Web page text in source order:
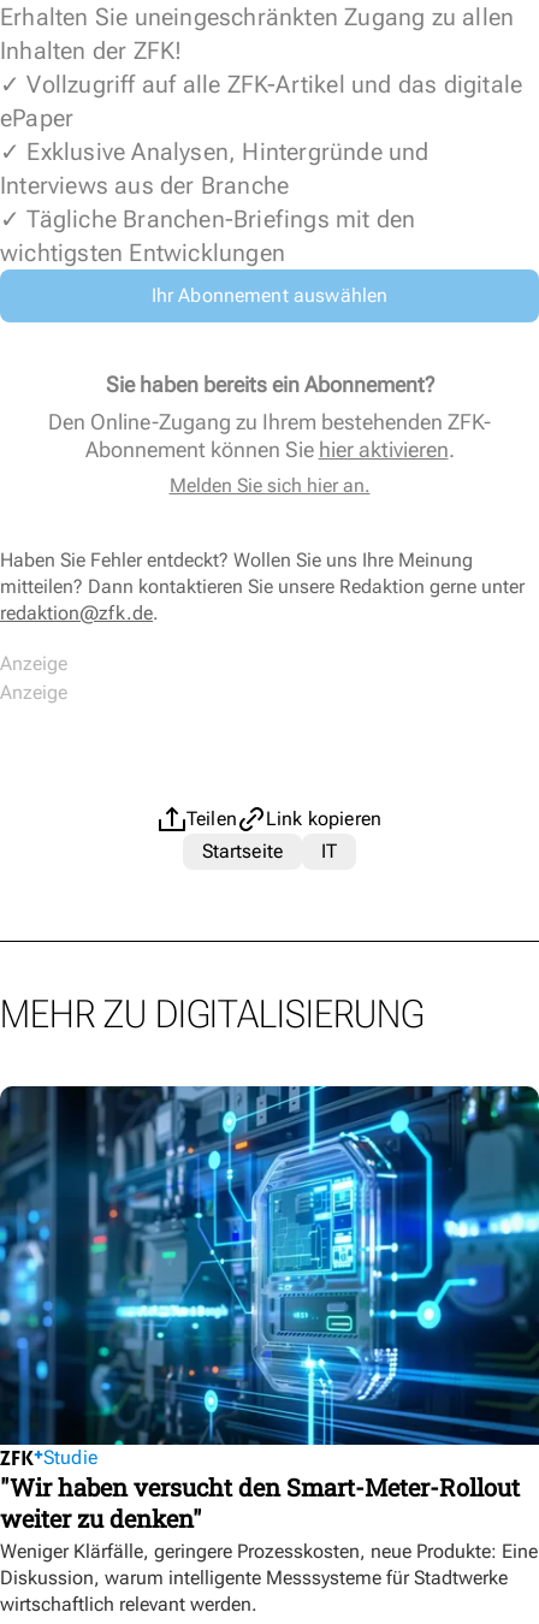
Erhalten Sie uneingeschränkten Zugang zu allen
Inhalten der ZFK!
✓ Vollzugriff auf alle ZFK-Artikel und das digitale
ePaper
✓ Exklusive Analysen, Hintergründe und
Interviews aus der Branche
✓ Tägliche Branchen-Briefings mit den
wichtigsten Entwicklungen
Ihr Abonnement auswählen
Sie haben bereits ein Abonnement?
Den Online-Zugang zu Ihrem bestehenden ZFK-
Abonnement können Sie hier aktivieren.
Melden Sie sich hier an.
Haben Sie Fehler entdeckt? Wollen Sie uns Ihre Meinung
mitteilen? Dann kontaktieren Sie unsere Redaktion gerne unter
redaktion@zfk.de.
Teilen
Link kopieren
Startseite
IT
MEHR ZU DIGITALISIERUNG
Studie
"Wir haben versucht den Smart-Meter-Rollout
weiter zu denken"
Weniger Klärfälle, geringere Prozesskosten, neue Produkte: Eine
Diskussion, warum intelligente Messsysteme für Stadtwerke
wirtschaftlich relevant werden.